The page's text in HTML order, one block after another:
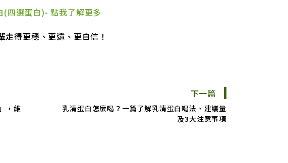
四選蛋白)- 點我了解更多
得更穩、更遠、更自信！
，維
下一篇
乳清蛋白怎麼喝？一篇了解乳清蛋白喝法、建議量
及3大注意事項